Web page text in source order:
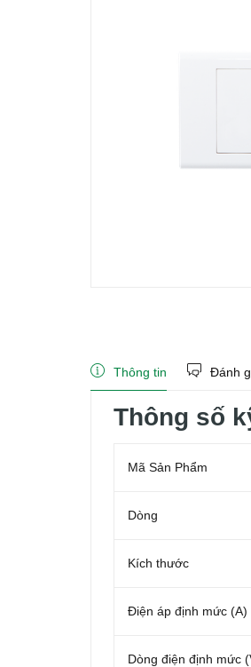
Thông tin Đánh
Thông số
Mã Sản Phẩm
Dòng
Kích thước
Điện áp định mức (A)
Dòng điện định mức